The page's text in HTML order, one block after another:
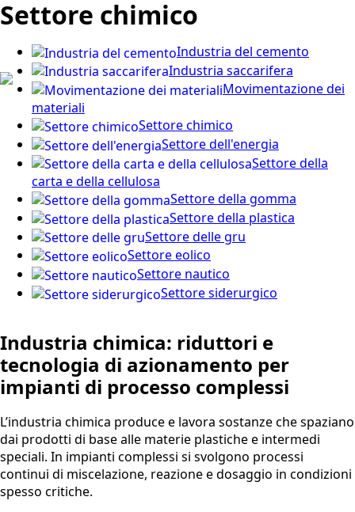
Settore chimico
Industria del cemento
Industria saccarifera
Movimentazione dei
materiali
Settore chimico
Settore dell'energia
Settore della
carta e della cellulosa
Settore della gomma
Settore della plastica
Settore delle gru
Settore eolico
Settore nautico
Settore siderurgico
Industria chimica: riduttori e
tecnologia di azionamento per
impianti di processo complessi
L’industria chimica produce e lavora sostanze che spaziano
dai prodotti di base alle materie plastiche e intermedi
speciali. In impianti complessi si svolgono processi
continui di miscelazione, reazione e dosaggio in condizioni
spesso critiche.